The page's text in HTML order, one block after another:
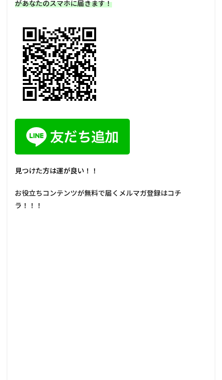
があなたのスマホに届きます！
見つけた方は運が良い！！
お役立ちコンテンツが無料で届くメルマガ登録はコチ
ラ！！！